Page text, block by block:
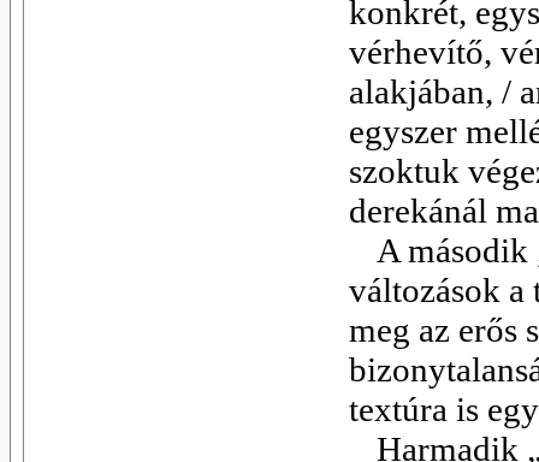
konkrét,
vérhevítő,
alakjában, /
egyszer
szoktuk
derekánál
A második
változások a
meg az erős
textúra is
Harmadik